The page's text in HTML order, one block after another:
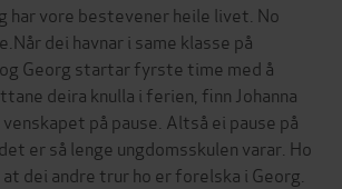
har vore bestevener heile livet. No
dei havnar i same klasse på
Georg startar fyrste time med å
deira knulla i ferien, finn Johanna
på pause. Altså ei pause på
er så lenge ungdomsskulen varar. Ho
dei andre trur ho er forelska i Georg.